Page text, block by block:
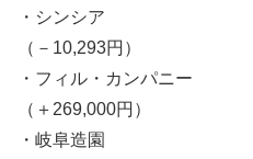
・シンシア
（－10,293円）
・フィル・カンパニー
（＋269,000円）
・岐阜造園